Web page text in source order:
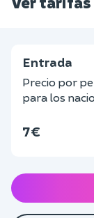
Entrada
Precio por
para los
7 €